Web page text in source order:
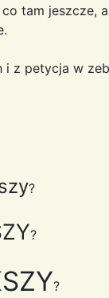
tam jeszcze,
i z petycja w
?
?
?